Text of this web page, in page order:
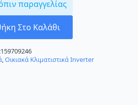
παραγγελίας
Στο Καλάθι
,Οικιακά Κλιματιστικά Inverter